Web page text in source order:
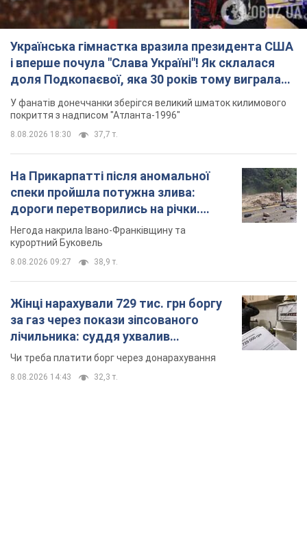
Українська гімнастка вразила президента США
і вперше почула "Слава Україні"! Як склалася
доля Подкопаєвої, яка 30 років тому виграла
"золото" Олімпіади
У фанатів донеччанки зберігся великий шматок килимового
покриття з надписом "Атланта-1996"
8.08.2026 18:30 37,7 т.
На Прикарпатті після аномальної
спеки пройшла потужна злива:
дороги перетворились на річки.
Відео
Негода накрила Івано-Франківщину та
курортний Буковель
8.08.2026 09:27 38,9 т.
Жінці нарахували 729 тис. грн боргу
за газ через покази зіпсованого
лічильника: суддя ухвалив
неочікуване рішення
Чи треба платити борг через донарахування
8.08.2026 14:43 32,3 т.